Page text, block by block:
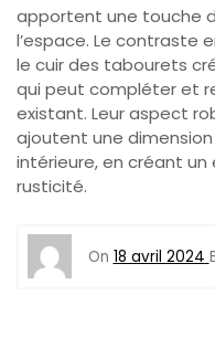
apportent une touche
l’espace. Le contraste
le cuir des tabourets
qui peut compléter et
existant. Leur aspect
ajoutent une
intérieure, en créant
rusticité.
On 18 avril 2024